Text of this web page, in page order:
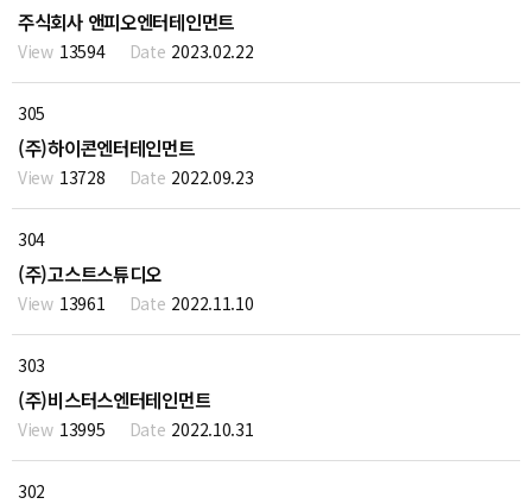
주식회사 앤피오엔터테인먼트
13594 2023.02.22
305
(주)하이콘엔터테인먼트
13728 2022.09.23
304
(주)고스트스튜디오
13961 2022.11.10
303
(주)비스터스엔터테인먼트
13995 2022.10.31
302